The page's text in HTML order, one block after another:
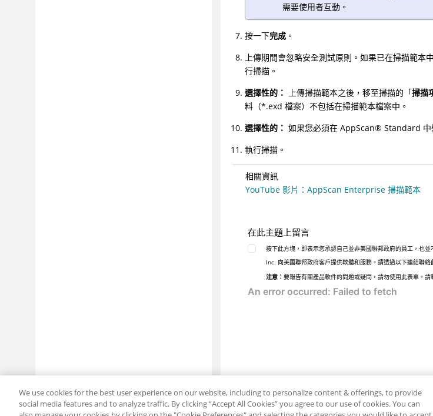
需要使用者互動。
按一下完成 。
上傳期間會忽略安全測試原則。如果已在掃描範
行掃描。
選擇性的：
上傳掃描範本之後，移至掃描的「掃描
料（*.exd 檔案）不包括在掃描範本檔案中。
選擇性的：如果您必須在AppScan® Standard 中
執行掃描。
相關資訊
YouTube 影片：AppScan Enterprise 掃描範本
在此主題上留言
按下此方塊，即表示您承認自己並非美國聯邦政府的員工，也
Inc. 向美國聯邦政府客戶提供軟體和服務。請透過以下連結聯絡
注意：要報告有關產品軟件的問題或疑問，請勿使用此表單。請
We use cookies for the best user experience on our website, including to personalize content & offerings, to provide
social media features and to analyze traffic. By clicking “Accept All Cookies” you agree to our use of cookies. You can